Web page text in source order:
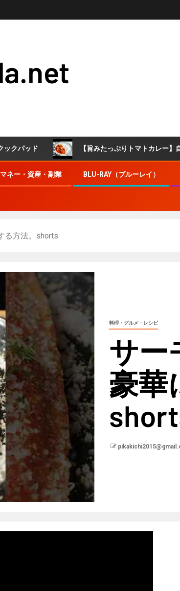
【旨みたっぷりトマトカレー】自家製ト
マネー・資産・副業 BLU-RAY（ブルーレイ）
る方法。shorts
料理・グルメ・レシピ
サー
豪華